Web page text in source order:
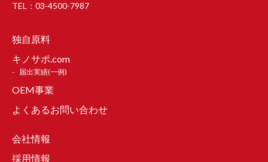
TEL：03-4500-7987
独自原料
キノサポ.com
届出実績(一例)
OEM事業
よくあるお問い合わせ
会社情報
採用情報